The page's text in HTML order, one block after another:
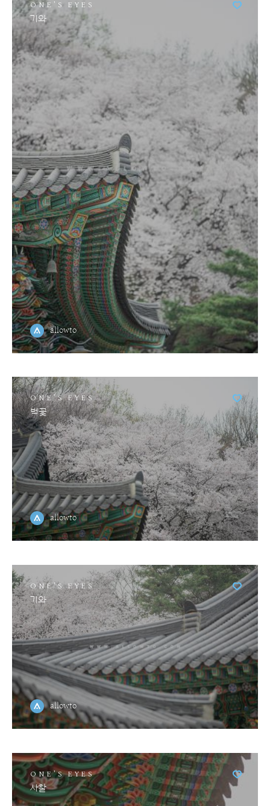
ONE'S EYES
기와
allowto
ONE'S EYES
벚꽃
allowto
ONE'S EYES
기와
allowto
ONE'S EYES
사찰